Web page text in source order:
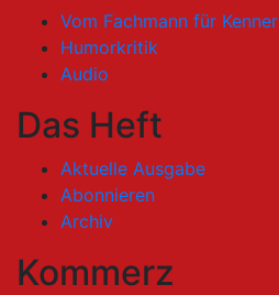
Vom Fachmann für Kenner
Humorkritik
Audio
Das Heft
Aktuelle Ausgabe
Abonnieren
Archiv
Kommerz